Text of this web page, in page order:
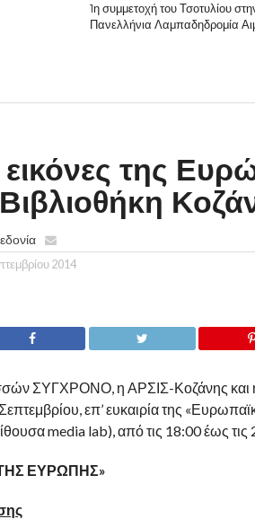
1η συμμετοχή του Τσοτυλίου
Πανελλήνια Λαμπαδηδρομία
εικόνες της
2014
ΣΥΓΧΡΟΝΟ, η ΑΡΣΙΣ-Κοζάνης και
επ’ ευκαιρία της
media lab), από τις 18:00 έως
ΕΥΡΩΠΗΣ»